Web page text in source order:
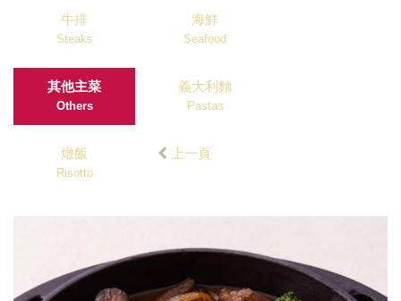
牛排
Steaks
海鮮
Seafood
其他主菜
Others
義大利麵
Pastas
燉飯
Risotto
上一頁